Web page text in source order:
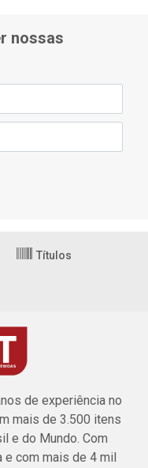
nossas
Títulos
de experiência no
mais de 3.500 itens
e do Mundo. Com
com mais de 4 mil